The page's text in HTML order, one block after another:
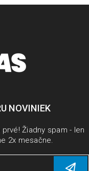
NOVINIEK
Žiadny spam - len
2x mesačne.